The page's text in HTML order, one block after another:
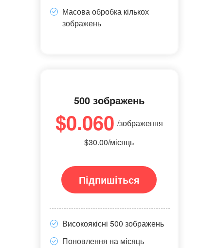
Масова обробка кількох
зображень
500 зображень
$0.060 /зображення
$30.00/місяць
Підпишіться
Високоякісні 500 зображень
Поновлення на місяць